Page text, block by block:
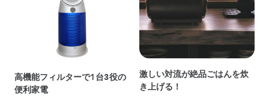
高機能フィルターで1台3役の
便利家電
激しい対流が絶品ごはんを炊
き上げる！